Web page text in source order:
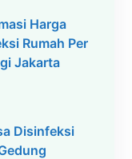
Harga
Rumah Per
Jakarta
Disinfeksi